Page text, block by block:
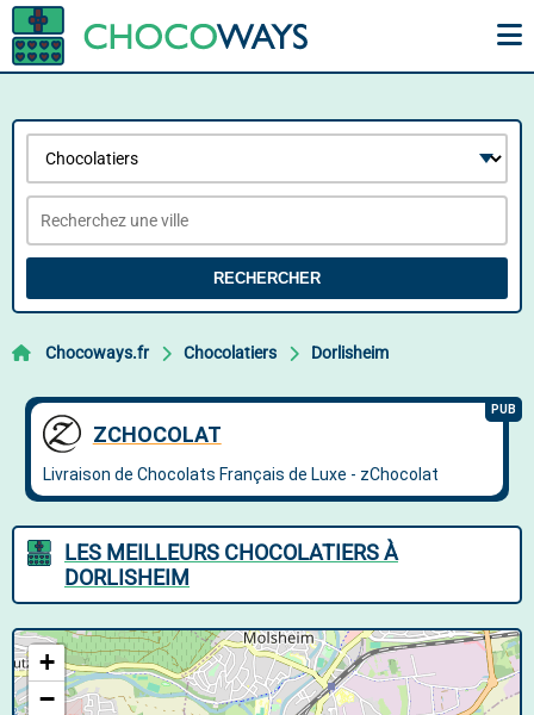
RECHERCHER
Chocoways.fr Chocolatiers Dorlisheim
LES MEILLEURS CHOCOLATIERS À
DORLISHEIM
+
−